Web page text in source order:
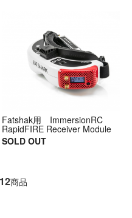
Fatshak用 ImmersionRC
RapidFIRE Receiver Module
SOLD OUT
12商品